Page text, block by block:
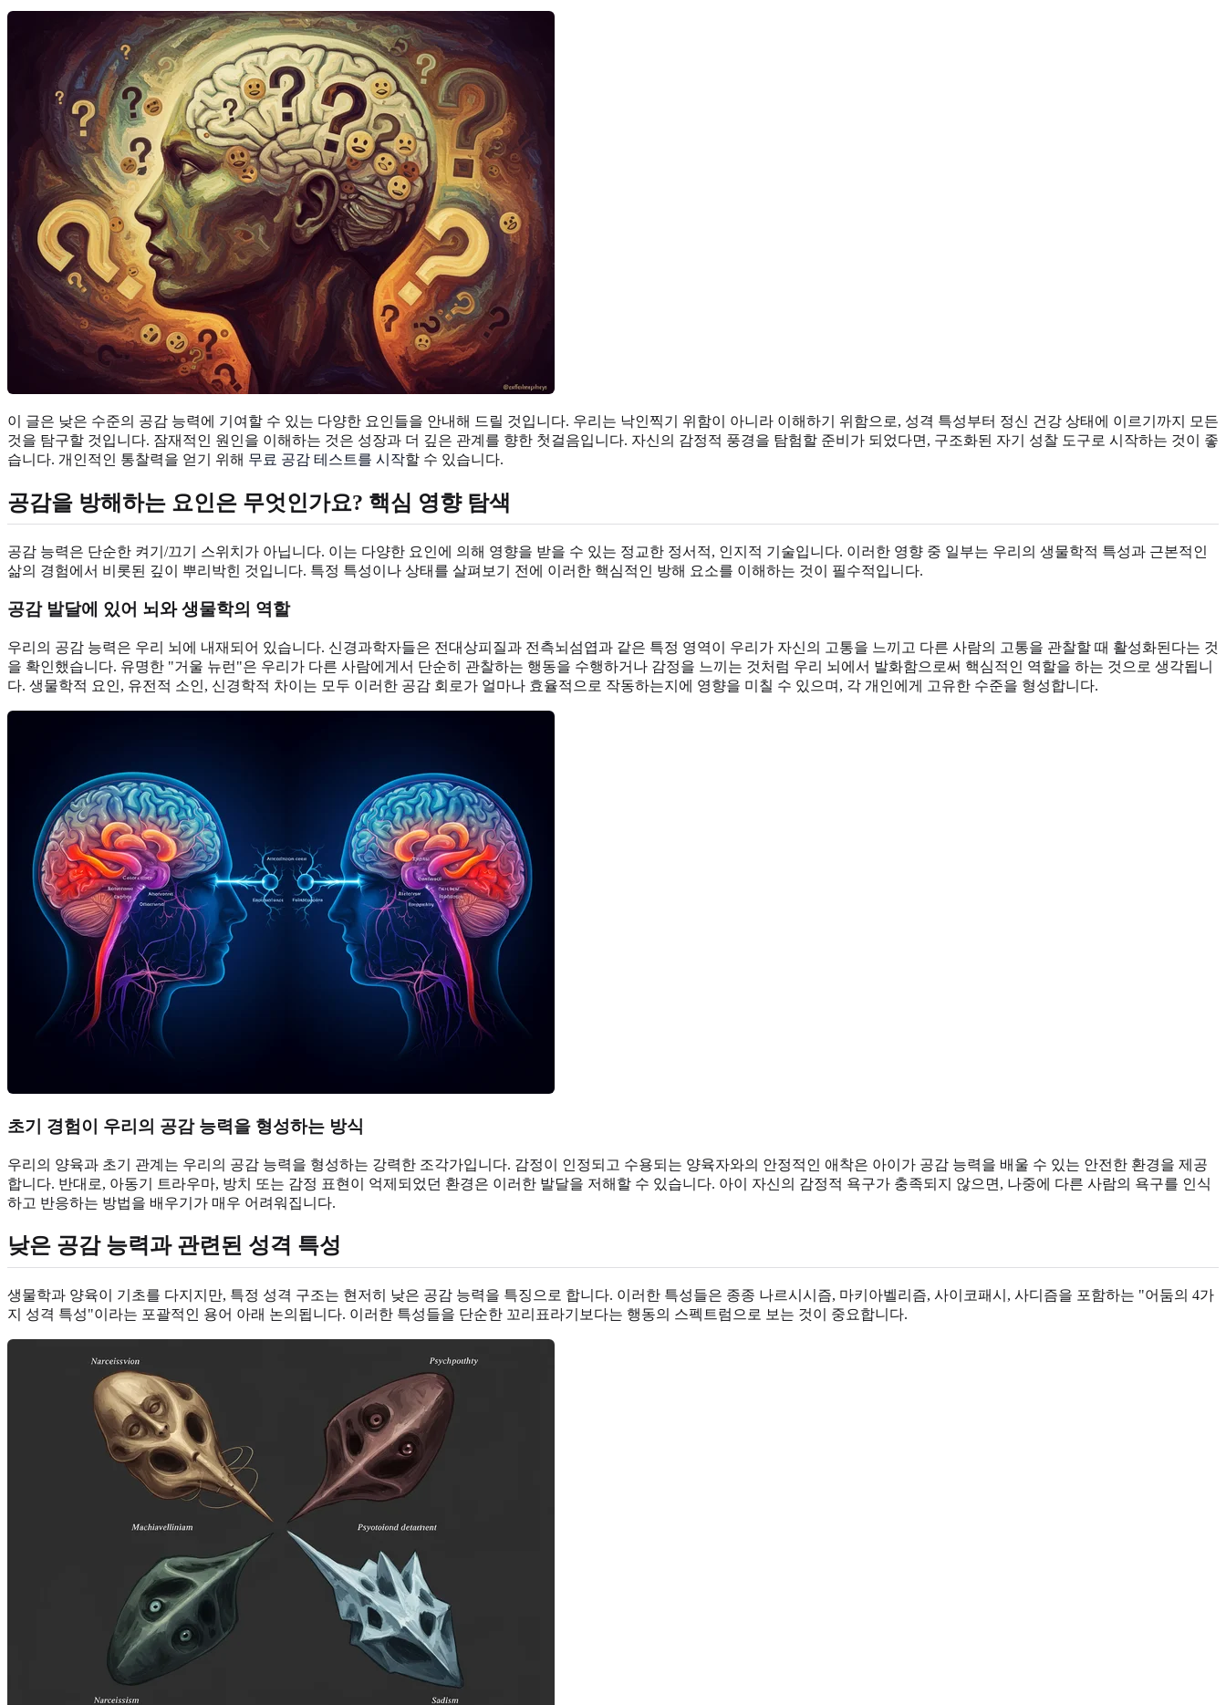
이 글은 낮은 수준의 공감 능력에 기여할 수 있는 다양한 요인들을 안내해 드릴 것입니다. 우리는 낙인찍기 위함이 아니라 이해하기 위함으로, 성격 특성부터 정신 건강 상태에 이르기까지 모든
것을 탐구할 것입니다. 잠재적인 원인을 이해하는 것은 성장과 더 깊은 관계를 향한 첫걸음입니다. 자신의 감정적 풍경을 탐험할 준비가 되었다면, 구조화된 자기 성찰 도구로 시작하는 것이 좋
습니다. 개인적인 통찰력을 얻기 위해 무료 공감 테스트를 시작할 수 있습니다.
공감을 방해하는 요인은 무엇인가요? 핵심 영향 탐색
공감 능력은 단순한 켜기/끄기 스위치가 아닙니다. 이는 다양한 요인에 의해 영향을 받을 수 있는 정교한 정서적, 인지적 기술입니다. 이러한 영향 중 일부는 우리의 생물학적 특성과 근본적인
삶의 경험에서 비롯된 깊이 뿌리박힌 것입니다. 특정 특성이나 상태를 살펴보기 전에 이러한 핵심적인 방해 요소를 이해하는 것이 필수적입니다.
공감 발달에 있어 뇌와 생물학의 역할
우리의 공감 능력은 우리 뇌에 내재되어 있습니다. 신경과학자들은 전대상피질과 전측뇌섬엽과 같은 특정 영역이 우리가 자신의 고통을 느끼고 다른 사람의 고통을 관찰할 때 활성화된다는 것
을 확인했습니다. 유명한 "거울 뉴런"은 우리가 다른 사람에게서 단순히 관찰하는 행동을 수행하거나 감정을 느끼는 것처럼 우리 뇌에서 발화함으로써 핵심적인 역할을 하는 것으로 생각됩니
다. 생물학적 요인, 유전적 소인, 신경학적 차이는 모두 이러한 공감 회로가 얼마나 효율적으로 작동하는지에 영향을 미칠 수 있으며, 각 개인에게 고유한 수준을 형성합니다.
초기 경험이 우리의 공감 능력을 형성하는 방식
우리의 양육과 초기 관계는 우리의 공감 능력을 형성하는 강력한 조각가입니다. 감정이 인정되고 수용되는 양육자와의 안정적인 애착은 아이가 공감 능력을 배울 수 있는 안전한 환경을 제공
합니다. 반대로, 아동기 트라우마, 방치 또는 감정 표현이 억제되었던 환경은 이러한 발달을 저해할 수 있습니다. 아이 자신의 감정적 욕구가 충족되지 않으면, 나중에 다른 사람의 욕구를 인식
하고 반응하는 방법을 배우기가 매우 어려워집니다.
낮은 공감 능력과 관련된 성격 특성
생물학과 양육이 기초를 다지지만, 특정 성격 구조는 현저히 낮은 공감 능력을 특징으로 합니다. 이러한 특성들은 종종 나르시시즘, 마키아벨리즘, 사이코패시, 사디즘을 포함하는 "어둠의 4가
지 성격 특성"이라는 포괄적인 용어 아래 논의됩니다. 이러한 특성들을 단순한 꼬리표라기보다는 행동의 스펙트럼으로 보는 것이 중요합니다.